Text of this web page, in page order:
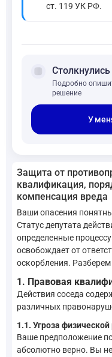
ст. 119 УК РФ.
forum
Подробно
решение
У
Защита от
квалификация,
компенсация вреда
Ваши опасения
Статус депутата
определенные
освобождает от
оскорбления.
1. Правовая
Действия соседа
различных
1.1. Угроза
Ваше предположение
абсолютно верно. Вы